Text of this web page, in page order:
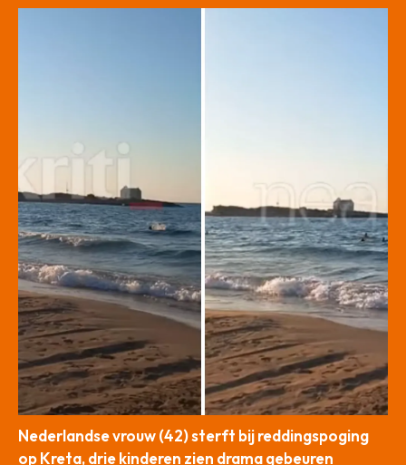
Nederlandse vrouw (42) sterft bij reddingspoging
op Kreta, drie kinderen zien drama gebeuren